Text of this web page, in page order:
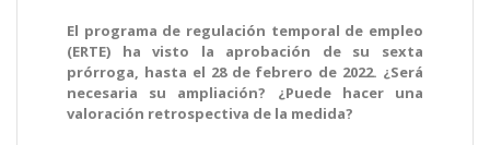
El programa de regulación temporal de empleo
(ERTE) ha visto la aprobación de su sexta
prórroga, hasta el 28 de febrero de 2022. ¿Será
necesaria su ampliación? ¿Puede hacer una
valoración retrospectiva de la medida?